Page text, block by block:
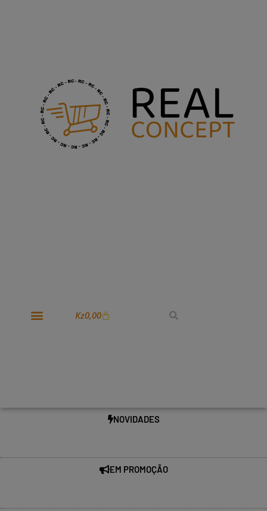
Kz0,00
NOVIDADES
EM PROMOÇÃO